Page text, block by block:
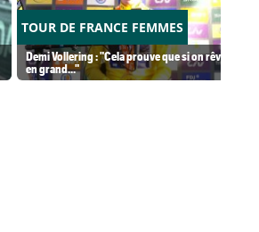
TOUR DE FRANCE FEMMES
Demi Vollering : "Cela prouve que si on rêve
en grand..."